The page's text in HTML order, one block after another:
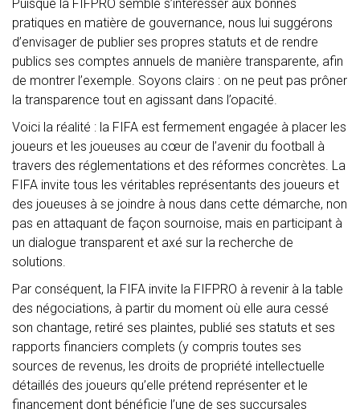
Puisque la FIFPRO semble s’intéresser aux bonnes
pratiques en matière de gouvernance, nous lui suggérons
d’envisager de publier ses propres statuts et de rendre
publics ses comptes annuels de manière transparente, afin
de montrer l’exemple. Soyons clairs : on ne peut pas prôner
la transparence tout en agissant dans l’opacité.
Voici la réalité : la FIFA est fermement engagée à placer les
joueurs et les joueuses au cœur de l’avenir du football à
travers des réglementations et des réformes concrètes. La
FIFA invite tous les véritables représentants des joueurs et
des joueuses à se joindre à nous dans cette démarche, non
pas en attaquant de façon sournoise, mais en participant à
un dialogue transparent et axé sur la recherche de
solutions.
Par conséquent, la FIFA invite la FIFPRO à revenir à la table
des négociations, à partir du moment où elle aura cessé
son chantage, retiré ses plaintes, publié ses statuts et ses
rapports financiers complets (y compris toutes ses
sources de revenus, les droits de propriété intellectuelle
détaillés des joueurs qu’elle prétend représenter et le
financement dont bénéficie l’une de ses succursales